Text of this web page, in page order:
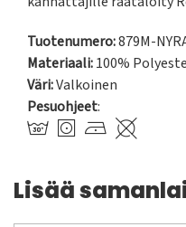
Tuotenumero:879M-
Materiaali:100%
Väri:Valkoinen
Pesuohjeet:
Lisää